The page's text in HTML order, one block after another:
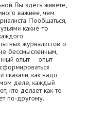
Вы здесь живете,
важнее, чем
Пообщаться,
какие-то
журналистов о
бессмысленным,
опыт — опыт
сказали, как надо
деле, каждый
кто делает как-то
по-другому.